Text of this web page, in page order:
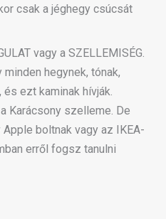
csak a jéghegy csúcsát
vagy a SZELLEMISÉG.
hegynek, tónak,
ezt kaminak hívják.
Karácsony szelleme. De
boltnak vagy az IKEA-
erről fogsz tanulni